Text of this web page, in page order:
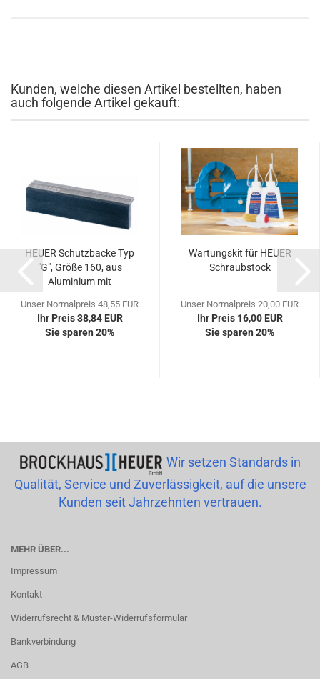
Kunden, welche diesen Artikel bestellten, haben
auch folgende Artikel gekauft:
HEUER Schutzbacke Typ
"G", Größe 160, aus
Aluminium mit
Unser Normalpreis 48,55 EUR
Ihr Preis 38,84 EUR
Sie sparen 20%
Wartungskit für HEUER
Schraubstock
Unser Normalpreis 20,00 EUR
Ihr Preis 16,00 EUR
Sie sparen 20%
Wir setzen Standards in
Qualität, Service und Zuverlässigkeit, auf die unsere
Kunden seit Jahrzehnten vertrauen.
MEHR ÜBER...
Impressum
Kontakt
Widerrufsrecht & Muster-Widerrufsformular
Bankverbindung
AGB